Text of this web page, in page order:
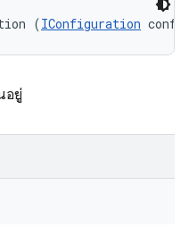
(IConfiguration
อยู่